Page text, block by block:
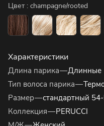
Цвет : champagne/rooted
Характеристики
Длина парика—Длинные
Тип волоса парика—
Размер—стандартный
Коллекция—PERUCCI